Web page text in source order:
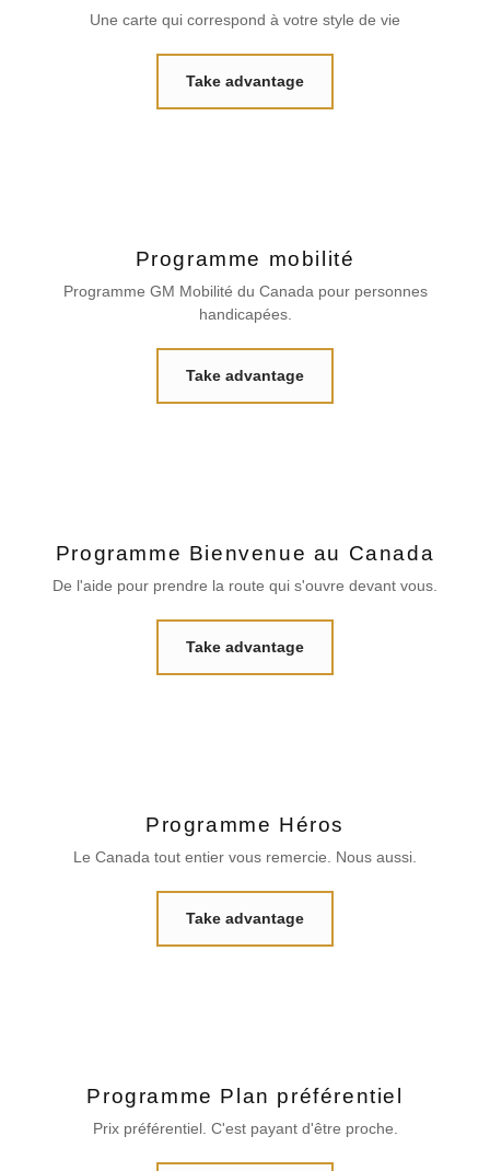
Une carte qui correspond à votre style de vie
Take advantage
Programme mobilité
Programme GM Mobilité du Canada pour personnes
handicapées.
Take advantage
Programme Bienvenue au Canada
De l'aide pour prendre la route qui s'ouvre devant vous.
Take advantage
Programme Héros
Le Canada tout entier vous remercie. Nous aussi.
Take advantage
Programme Plan préférentiel
Prix préférentiel. C'est payant d'être proche.